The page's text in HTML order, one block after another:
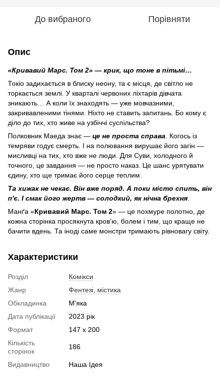
До вибраного Порівняти
Опис
«Кривавий Марс. Том 2» — крик, що тоне в пітьмі…
Токіо задихається в блиску неону, та є місця, де світло не
торкається землі. У кварталі червоних ліхтарів дівчата
зникають… А коли їх знаходять — уже мовчазними,
закривавленими тінями. Ніхто не ставить запитань. Бо кому є
діло до тих, хто живе на узбіччі суспільства?
Полковник Маеда знає — це не проста справа . Когось із
темряви годує смерть. І на полювання вирушає його загін —
мисливці на тих, хто вже не люди. Для Суви, холодного й
точного, це завдання — не просто наказ. Це шанс урятувати
єдину, хто ще тримає його серце теплим.
Та хижак не чекає. Він вже поряд. А поки місто спить, він
п'є. І смак його жертв — солодкий, як нічна брехня
Манґа «Кривавий Марс. Том 2» — це похмуре полотно, де
кожна сторінка просякнута кров’ю, болем і тим, що краще не
бачити вдень. Та іноді саме монстри тримають рівновагу світу.
Характеристики
Розділ
Комікси
Жанр
Фентезі, містика
Обкладинка
М'яка
Дата публікації
2023 рік
Формат
147 х 200
Кількість
сторінок
186
Видавництво Наша Ідея